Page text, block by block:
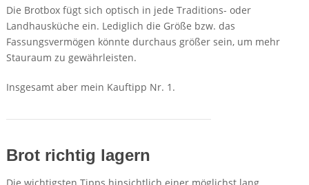
Die Brotbox fügt sich optisch in jede Traditions- oder
Landhausküche ein. Lediglich die Größe bzw. das
Fassungsvermögen könnte durchaus größer sein, um mehr
Stauraum zu gewährleisten.
Insgesamt aber mein Kauftipp Nr. 1.
Brot richtig lagern